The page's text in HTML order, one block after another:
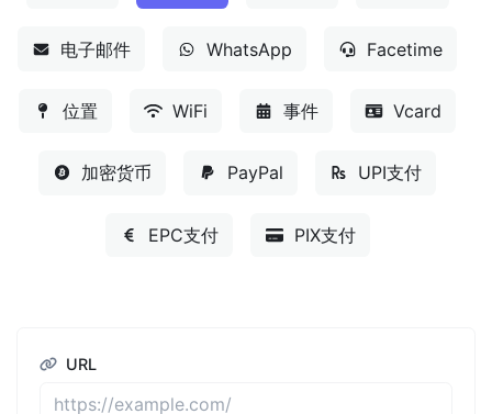
电子邮件 WhatsApp Facetime
位置 WiFi 事件 Vcard
加密货币 PayPal UPI支付
EPC支付 PIX支付
URL